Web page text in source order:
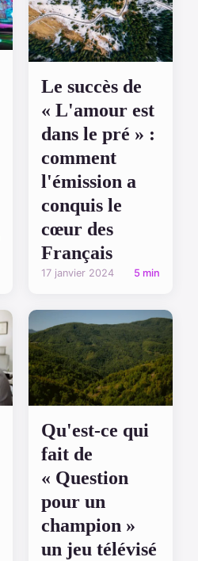
Le succès de
« L'amour est
dans le pré » :
comment
l'émission a
conquis le
cœur des
Français
17 janvier 2024 5 min
Qu'est-ce qui
fait de
« Question
pour un
champion »
un jeu télévisé